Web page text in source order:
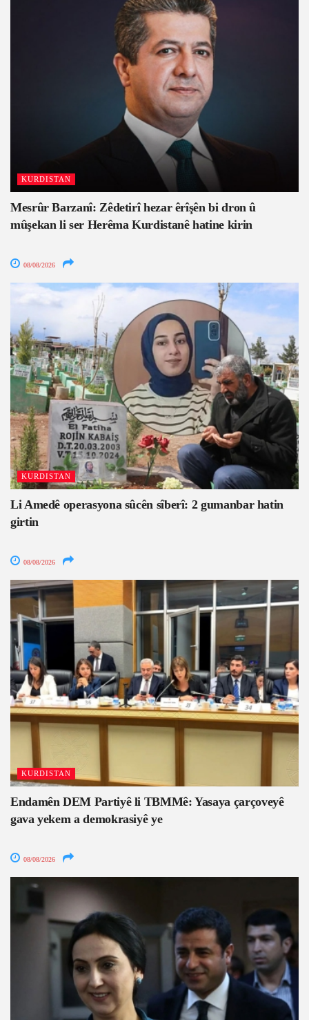
KURDISTAN
Mesrûr Barzanî: Zêdetirî hezar êrîşên bi dron û
mûşekan li ser Herêma Kurdistanê hatine kirin
08/08/2026
KURDISTAN
Li Amedê operasyona sûcên sîberî: 2 gumanbar hatin
girtin
08/08/2026
KURDISTAN
Endamên DEM Partiyê li TBMMê: Yasaya çarçoveyê
gava yekem a demokrasiyê ye
08/08/2026